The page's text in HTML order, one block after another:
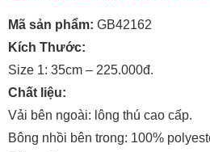
Mã sản phẩm: GB42162
Kích Thước:
Size 1: 35cm – 225.000đ.
Chất liệu:
Vải bên ngoài: lông thú cao cấp.
Bông nhồi bên trong: 100%